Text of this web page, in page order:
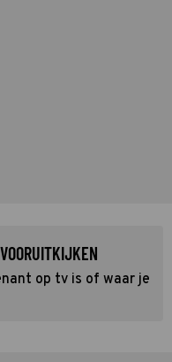
VOORUITKIJKEN
op tv is of waar je